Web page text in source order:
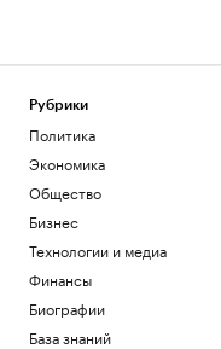
Рубрики
Политика
Экономика
Общество
Бизнес
Технологии и медиа
Финансы
Биографии
База знаний